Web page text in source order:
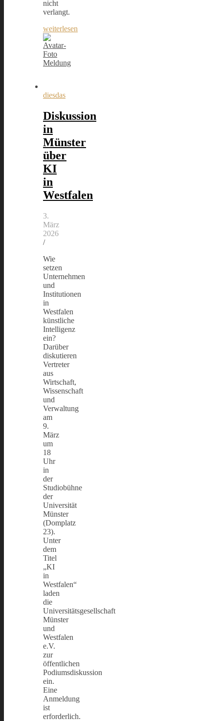
nicht
verlangt.
weiterlesen
Meldung
diesdas
Diskussion
in
Münster
über
KI
in
Westfalen
3.
März
2026
/
Wie
setzen
Unternehmen
und
Institutionen
in
Westfalen
künstliche
Intelligenz
ein?
Darüber
diskutieren
Vertreter
aus
Wirtschaft,
Wissenschaft
und
Verwaltung
am
9.
März
um
18
Uhr
in
der
Studiobühne
der
Universität
Münster
(Domplatz
23).
Unter
dem
Titel
„KI
in
Westfalen“
laden
die
Universitätsgesellschaft
Münster
und
Westfalen
e.V.
zur
öffentlichen
Podiumsdiskussion
ein.
Eine
Anmeldung
ist
erforderlich.